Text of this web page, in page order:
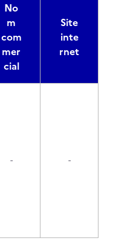
No
m
com
mer
cial
Site
inte
rnet
- -